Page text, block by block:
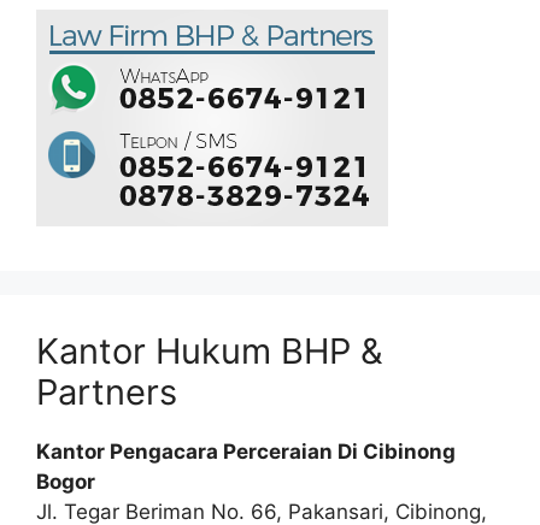
Kantor Hukum BHP &
Partners
Kantor Pengacara Perceraian Di Cibinong
Bogor
Jl. Tegar Beriman No. 66, Pakansari, Cibinong,